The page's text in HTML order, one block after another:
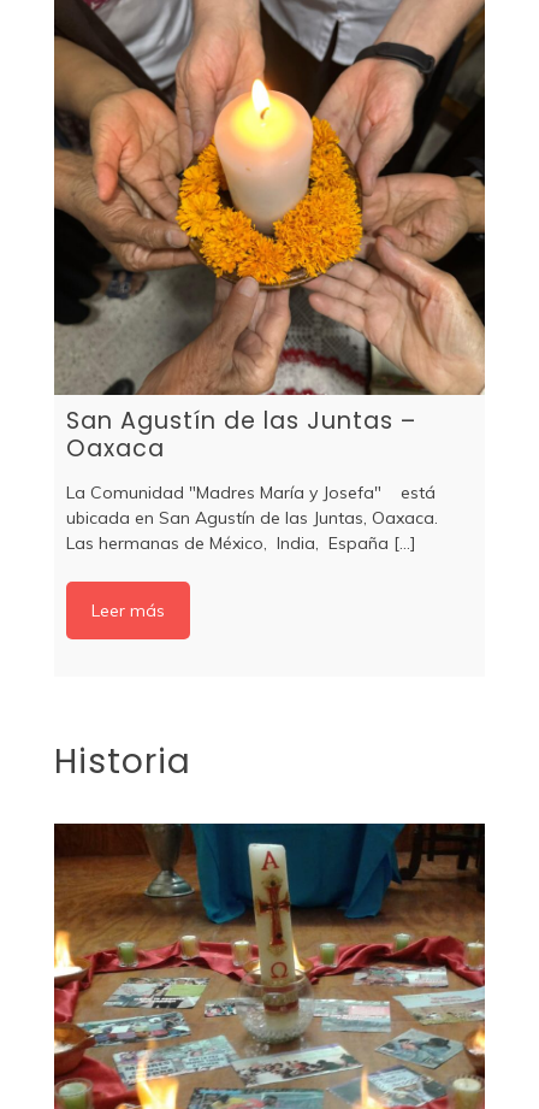
San Agustín de las Juntas –
Oaxaca
La Comunidad "Madres María y Josefa" está
ubicada en San Agustín de las Juntas, Oaxaca.
Las hermanas de México, India, España [...]
Leer más
Historia